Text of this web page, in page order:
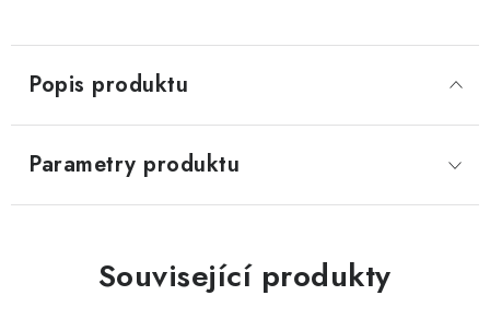
Popis produktu
Parametry produktu
Související produkty